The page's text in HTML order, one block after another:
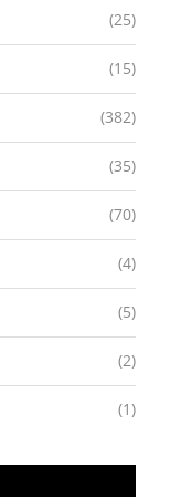
(25)
(15)
(382)
(35)
(70)
(4)
(5)
(2)
(1)